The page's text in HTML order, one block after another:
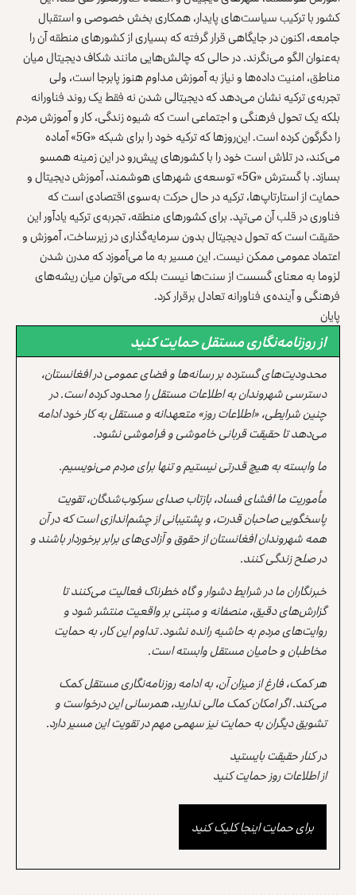
کشور با ترکیب سیاست‌های پایدار، همکاری بخش خصوصی و استقبال
جامعه، اکنون در جایگاهی قرار گرفته که بسیاری از کشورهای منطقه آن را
به‌عنوان الگو می‌نگرند. در حالی که چالش‌هایی مانند شکاف دیجیتال میان
مناطق، امنیت داده‌ها و نیاز به آموزش مداوم هنوز پابرجا است، ولی
تجربه‌ی ترکیه نشان می‌دهد که دیجیتالی شدن نه فقط یک روند فناورانه
بلکه یک تحول فرهنگی و اجتماعی است که شیوه زندگی، کار و آموزش مردم
را دگرگون کرده است. این‌روزها که ترکیه خود را برای شبکه «5G» آماده
می‌کند، در تلاش است خود را با کشورهای پیش‌رو در این زمینه همسو
بسازد. با گسترش «5G» توسعه‌ی شهرهای هوشمند، آموزش دیجیتال و
حمایت از استارتاپ‌ها، ترکیه در حال حرکت به‌سوی اقتصادی است که
فناوری در قلب آن می‌تپد. برای کشورهای منطقه، تجربه‌ی ترکیه یادآور این
حقیقت است که تحول دیجیتال بدون سرمایه‌گذاری در زیرساخت، آموزش و
اعتماد عمومی ممکن نیست. این مسیر به ما می‌آموزد که مدرن شدن
لزوما به معنای گسست از سنت‌ها نیست بلکه می‌توان میان ریشه‌های
فرهنگی و آینده‌ی فناورانه تعادل برقرار کرد.
پایان
از روزنامه‌نگاری مستقل حمایت کنید
محدودیت‌های گسترده بر رسانه‌ها و فضای عمومی در افغانستان،
دسترسی شهروندان به اطلاعات مستقل را محدود کرده است. در
چنین شرایطی، «اطلاعات روز» متعهدانه و مستقل به کار خود ادامه
می‌دهد تا حقیقت قربانی خاموشی و فراموشی نشود.
ما وابسته به هیچ قدرتی نیستیم و تنها برای مردم می‌نویسیم.
مأموریت ما افشای فساد، بازتاب صدای سرکوب‌شدگان، تقویت
پاسخگویی صاحبان قدرت، و پشتیبانی از چشم‌اندازی است که در آن
همه شهروندان افغانستان از حقوق و آزادی‌های برابر برخوردار باشند و
در صلح زندگی کنند.
خبرنگاران ما در شرایط دشوار و گاه خطرناک فعالیت می‌کنند تا
گزارش‌های دقیق، منصفانه و مبتنی بر واقعیت منتشر شود و
روایت‌های مردم به حاشیه رانده نشود. تداوم این کار، به حمایت
مخاطبان و حامیان مستقل وابسته است.
هر کمک، فارغ از میزان آن، به ادامه روزنامه‌نگاری مستقل کمک
می‌کند. اگر امکان کمک مالی ندارید، همرسانی این درخواست و
تشویق دیگران به حمایت نیز سهمی مهم در تقویت این مسیر دارد.
در کنار حقیقت بایستید
از اطلاعات روز حمایت کنید
برای حمایت اینجا کلیک کنید